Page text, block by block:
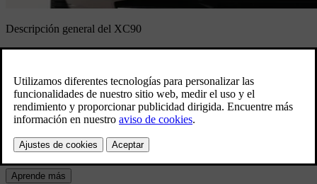
Descripción general del XC90
cosa. Este espacioso SUV familiar de 7
asientos ofrece todas las comodidades del
hogar.
Autonomia eléctrica (FTP-75)
Aprende más